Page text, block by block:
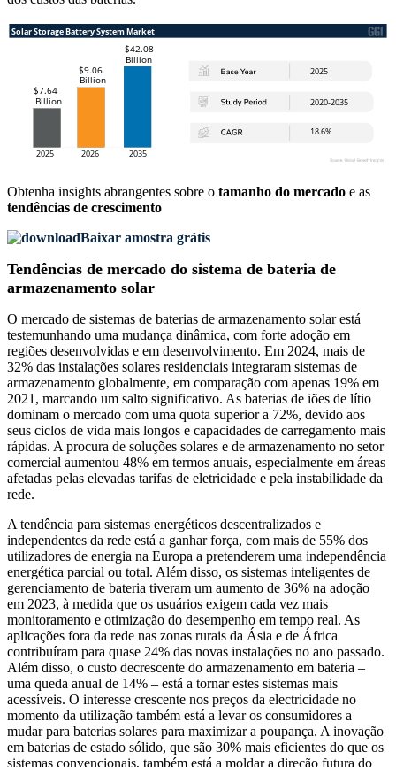
Obtenha insights abrangentes sobre o tamanho do mercado e as
tendências de crescimento
Baixar amostra grátis
Tendências de mercado do sistema de bateria de
armazenamento solar
O mercado de sistemas de baterias de armazenamento solar está
testemunhando uma mudança dinâmica, com forte adoção em
regiões desenvolvidas e em desenvolvimento. Em 2024, mais de
32% das instalações solares residenciais integraram sistemas de
armazenamento globalmente, em comparação com apenas 19% em
2021, marcando um salto significativo. As baterias de iões de lítio
dominam o mercado com uma quota superior a 72%, devido aos
seus ciclos de vida mais longos e capacidades de carregamento mais
rápidas. A procura de soluções solares e de armazenamento no setor
comercial aumentou 48% em termos anuais, especialmente em áreas
afetadas pelas elevadas tarifas de eletricidade e pela instabilidade da
rede.
A tendência para sistemas energéticos descentralizados e
independentes da rede está a ganhar força, com mais de 55% dos
utilizadores de energia na Europa a pretenderem uma independência
energética parcial ou total. Além disso, os sistemas inteligentes de
gerenciamento de bateria tiveram um aumento de 36% na adoção
em 2023, à medida que os usuários exigem cada vez mais
monitoramento e otimização do desempenho em tempo real. As
aplicações fora da rede nas zonas rurais da Ásia e de África
contribuíram para quase 24% das novas instalações no ano passado.
Além disso, o custo decrescente do armazenamento em bateria –
uma queda anual de 14% – está a tornar estes sistemas mais
acessíveis. O interesse crescente nos preços da electricidade no
momento da utilização também está a levar os consumidores a
mudar para baterias solares para maximizar a poupança. A inovação
em baterias de estado sólido, que são 30% mais eficientes do que os
sistemas convencionais, também está a moldar a direção futura do